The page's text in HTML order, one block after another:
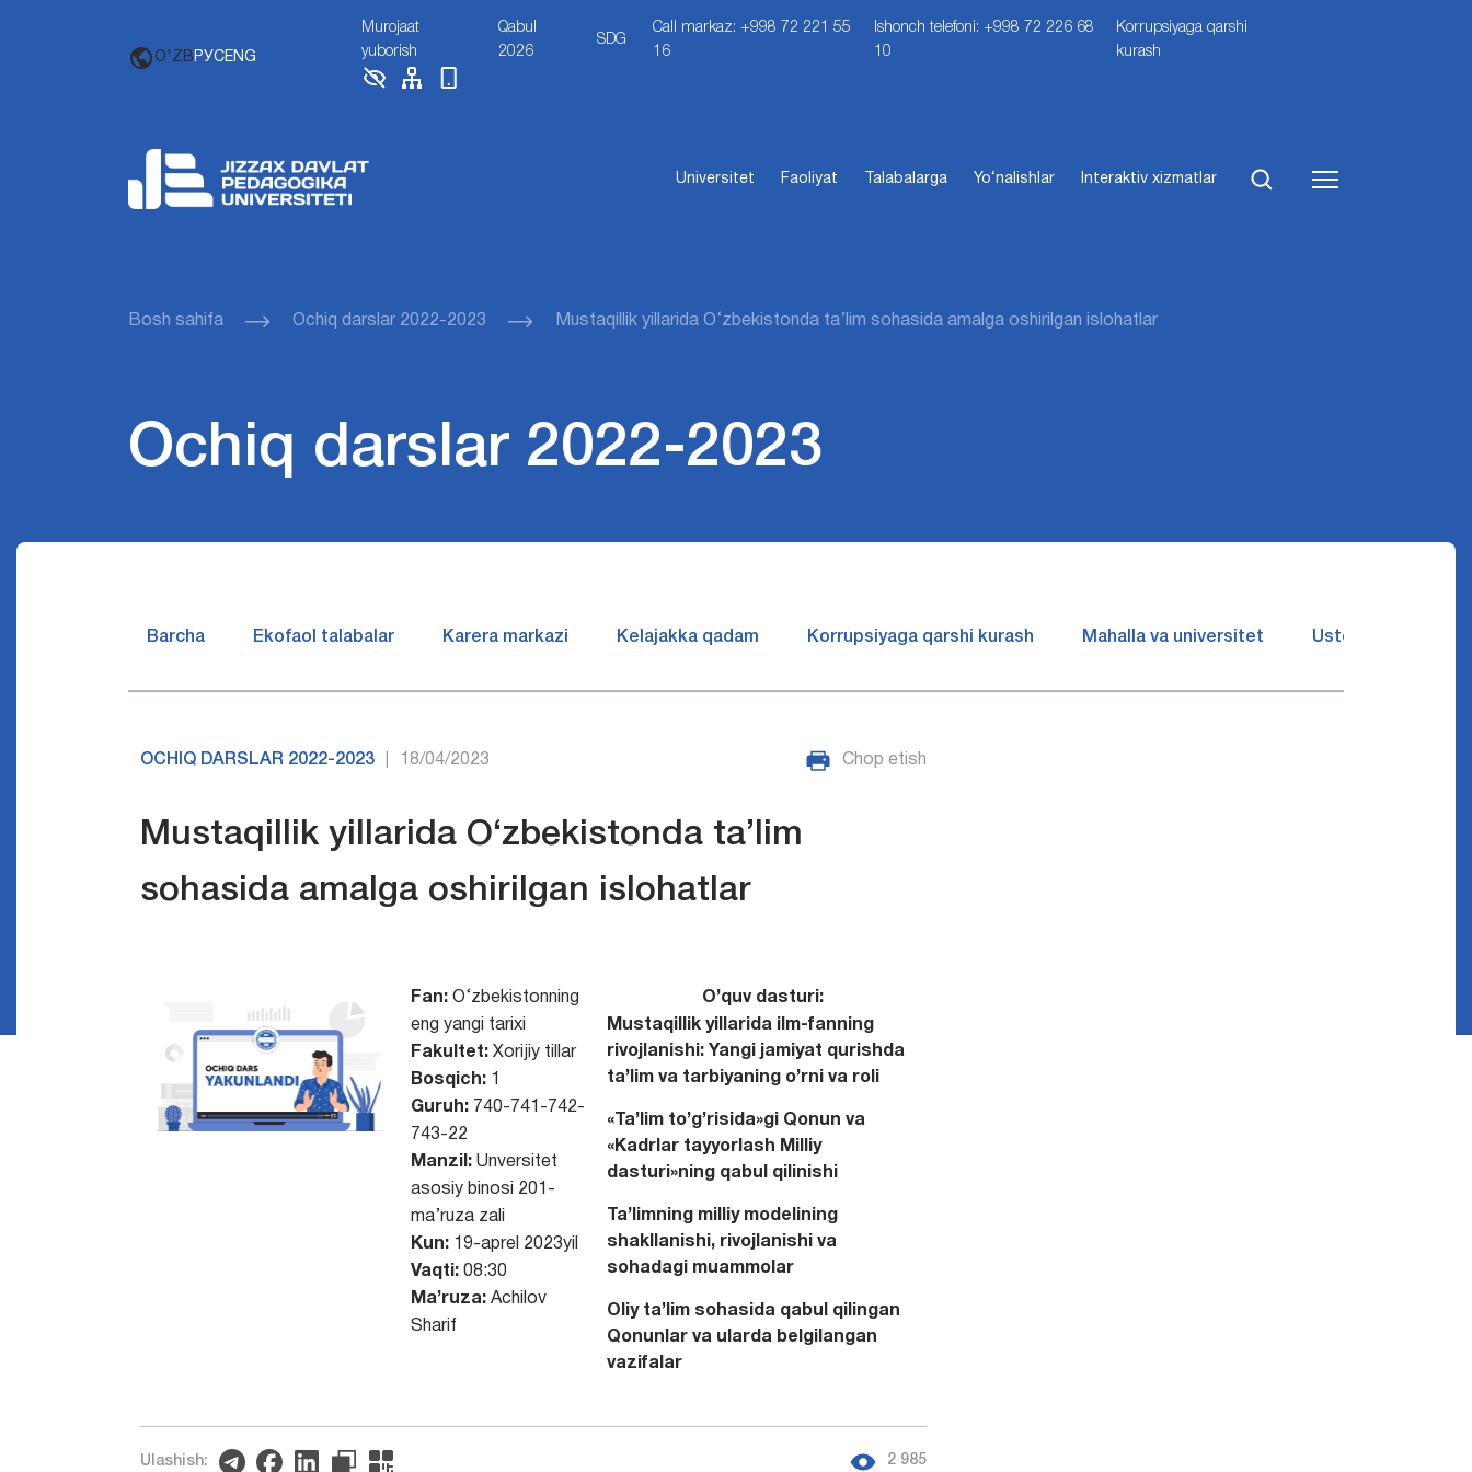
O'ZB РУСENG
Murojaat
yuborish
Qabul
2026
SDG
Call markaz: +998 72 221 55
16
Ishonch telefoni: +998 72 226 68
10
Korrupsiyaga qarshi
kurash
Universitet Faoliyat Talabalarga Yo‘nalishlar Interaktiv xizmatlar
Bosh sahifa Ochiq darslar 2022-2023 Mustaqillik yillarida O‘zbekistonda ta’lim sohasida amalga oshirilgan islohatlar
Ochiq darslar 2022-2023
Barcha Ekofaol talabalar Karera markazi Kelajakka qadam Korrupsiyaga qarshi kurash Mahalla va universitet Ustozlar suhbatin
OCHIQ DARSLAR 2022-2023 18/04/2023 Chop etish
Mustaqillik yillarida O‘zbekistonda ta’lim
sohasida amalga oshirilgan islohatlar
Fan:O‘zbekistonning
eng yangi tarixi
Fakultet:Xorijiy tillar
Bosqich:1
Guruh:740-741-742-
743-22
Manzil:Unversitet
asosiy binosi 201-
ma’ruza zali
Kun: 19-aprel 2023yil
Vaqti:08:30
Ma’ruza:Achilov
Sharif
O’quv dasturi:
Mustaqillik yillarida ilm-fanning
rivojlanishi: Yangi jamiyat qurishda
ta’lim va tarbiyaning o’rni va roli
«Ta’lim to’g’risida»gi Qonun va
«Kadrlar tayyorlash Milliy
dasturi»ning qabul qilinishi
Ta’limning milliy modelining
shakllanishi, rivojlanishi va
sohadagi muammolar
Oliy ta’lim sohasida qabul qilingan
Qonunlar va ularda belgilangan
vazifalar
Ulashish: 2 985